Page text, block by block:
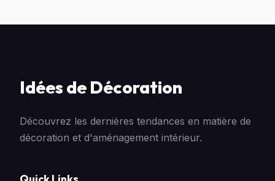
Idées de Décoration
Découvrez les dernières tendances en matière de
décoration et d'aménagement intérieur.